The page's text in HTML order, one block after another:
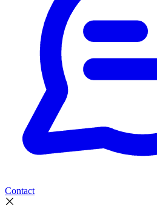
Contact